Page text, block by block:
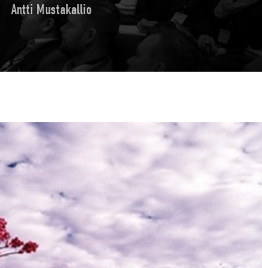
Antti Mustakallio